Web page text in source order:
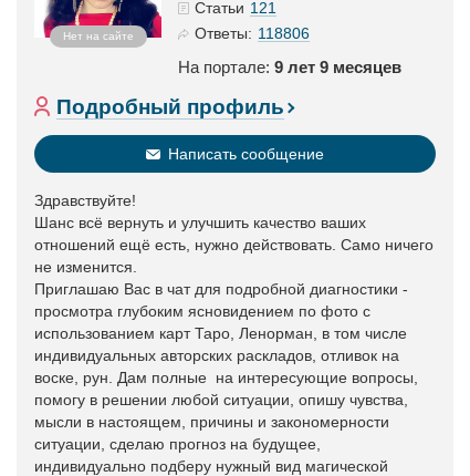
Нет на сайте
Статьи 121
Ответы: 118806
На портале: 9 лет 9 месяцев
Подробный профиль
Написать сообщение
Здравствуйте!
Шанс всё вернуть и улучшить качество ваших
отношений ещё есть, нужно действовать. Само ничего
не изменится.
Приглашаю Вас в чат для подробной диагностики -
просмотра глубоким ясновидением по фото с
использованием карт Таро, Ленорман, в том числе
индивидуальных авторских раскладов, отливок на
воске, рун. Дам полные на интересующие вопросы,
помогу в решении любой ситуации, опишу чувства,
мысли в настоящем, причины и закономерности
ситуации, сделаю прогноз на будущее,
индивидуально подберу нужный вид магической